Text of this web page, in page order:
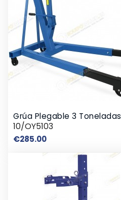
Grúa Plegable 3 Toneladas
10/OY5103
€285.00Price